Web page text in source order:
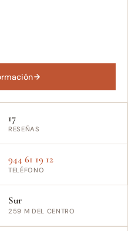
17
RESEÑAS
944 61 19 12
TELÉFONO
Sur
259 M DEL CENTRO